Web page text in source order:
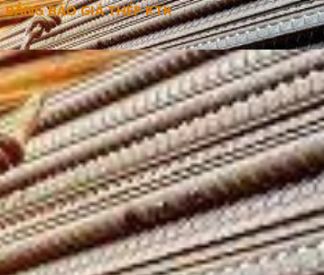
BẢNG BÁO GIÁ THÉP KTK